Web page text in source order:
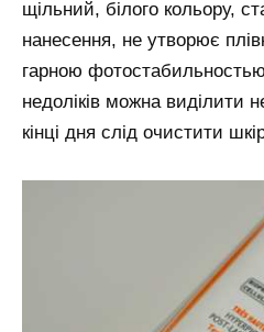
щільний, білого кольору,
нанесення, не утворює
гарною фотостабильностью
недоліків можна виділити
кінці дня слід очистити